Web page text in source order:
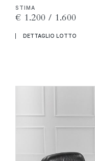
STIMA
€ 1.200 / 1.600
DETTAGLIO LOTTO